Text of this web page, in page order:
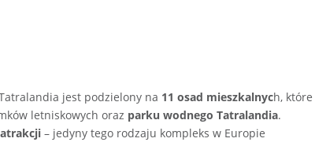
jest podzielony na 11 osad mieszkalnych, które
letniskowych oraz parku wodnego Tatralandia.
– jedyny tego rodzaju kompleks w Europie